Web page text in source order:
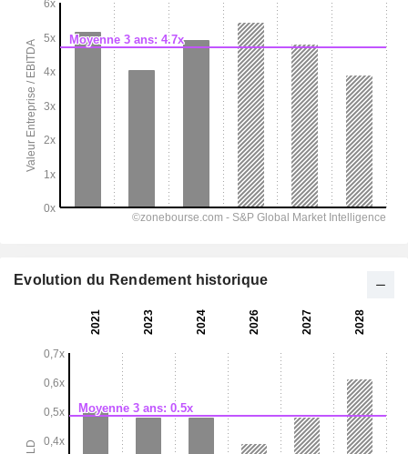
Evolution du Rendement historique